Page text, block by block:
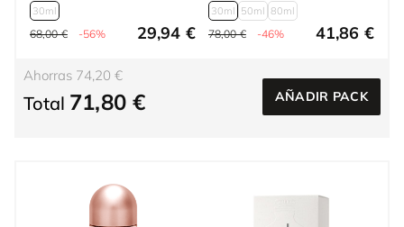
30ml
68,00 € -56% 29,94 €
30ml 50ml 80ml
78,00 € -46% 41,86 €
Ahorras 74,20 €
Total 71,80 € AÑADIR PACK